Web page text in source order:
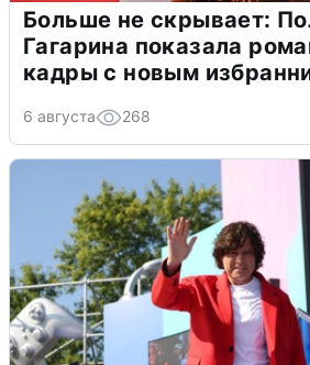
Больше не скрывает:
Гагарина показала
кадры с новым
6 августа 268